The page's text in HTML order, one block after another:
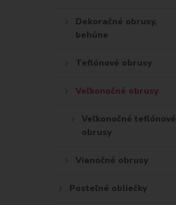
Dekoračné obrusy,
behúne
Teflónové obrusy
Veľkonočné obrusy
Veľkonočné teflónové
obrusy
Vianočné obrusy
Posteľné obliečky